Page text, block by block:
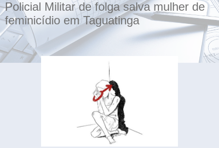
Policial Militar de folga salva mulher de
feminicídio em Taguatinga